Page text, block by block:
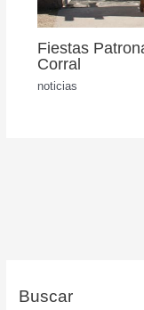
Fiestas
Corral
noticias
Buscar